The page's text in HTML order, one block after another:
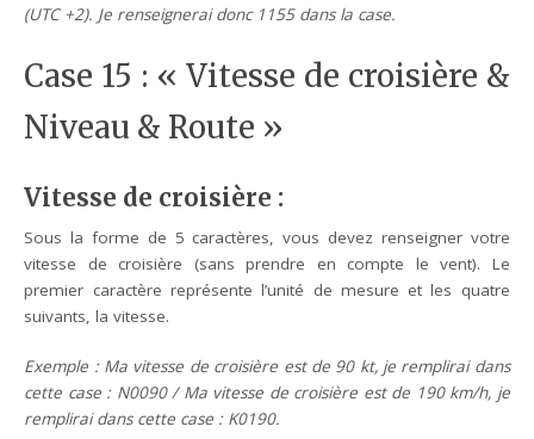
(UTC +2). Je renseignerai donc 1155 dans la case.
Case 15 : « Vitesse de croisière &
Niveau & Route »
Vitesse de croisière :
Sous la forme de 5 caractères, vous devez renseigner votre
vitesse de croisière (sans prendre en compte le vent). Le
premier caractère représente l’unité de mesure et les quatre
suivants, la vitesse.
Exemple : Ma vitesse de croisière est de 90 kt, je remplirai dans
cette case : N0090 / Ma vitesse de croisière est de 190 km/h, je
remplirai dans cette case : K0190.